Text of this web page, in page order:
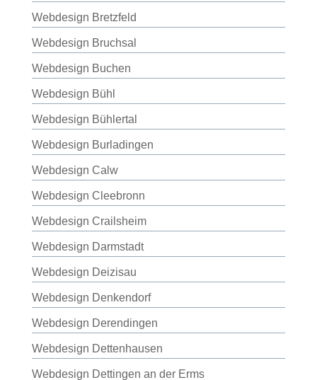
Webdesign Bretzfeld
Webdesign Bruchsal
Webdesign Buchen
Webdesign Bühl
Webdesign Bühlertal
Webdesign Burladingen
Webdesign Calw
Webdesign Cleebronn
Webdesign Crailsheim
Webdesign Darmstadt
Webdesign Deizisau
Webdesign Denkendorf
Webdesign Derendingen
Webdesign Dettenhausen
Webdesign Dettingen an der Erms